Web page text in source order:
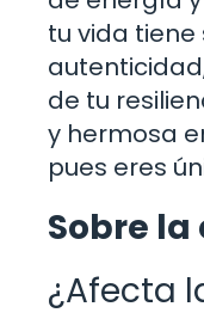
tu vida
de tu
y hermosa
pues eres
Sobre
¿Afecta